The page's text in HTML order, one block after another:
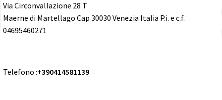
Via Circonvallazione 28 T
Maerne di Martellago Cap 30030 Venezia Italia P.i. e c.f.
04695460271
Telefono :+390414581139